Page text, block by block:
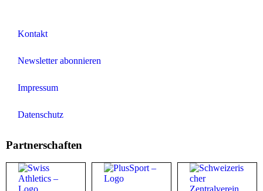
Kontakt
Newsletter abonnieren
Impressum
Datenschutz
Partnerschaften